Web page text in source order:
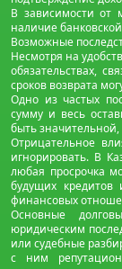
В зависимости от
наличие
Возможные
Несмотря на
обязательствах,
сроков возврата
Одно из частых
сумму и весь
быть значительной,
Отрицательное
игнорировать. В
любая просрочка
будущих кредитов
финансовых
Основные
юридическим
или судебные
с ним